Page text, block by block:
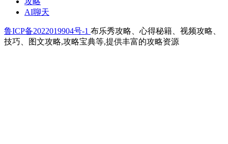
AI聊天
鲁ICP备2022019904号-1 布乐秀攻略、心得秘籍、视频攻略、
技巧、图文攻略,攻略宝典等,提供丰富的攻略资源